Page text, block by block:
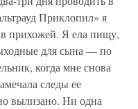
Приклопил» я
прихожей. Я ела пищу,
для сына — по
когда мне снова
следы ее
вылизано. Ни одна